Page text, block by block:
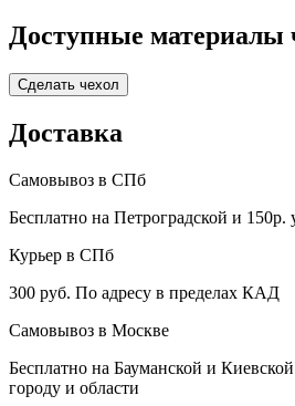
Доступные материалы
Сделать чехол
Доставка
Самовывоз в СПб
Бесплатно на Петроградской и 150р.
Курьер в СПб
300 руб. По адресу в пределах КАД
Самовывоз в Москве
Бесплатно на Бауманской и
городу и области